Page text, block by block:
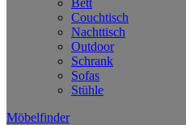
Bett
Couchtisch
Nachttisch
Outdoor
Schrank
Sofas
Stühle
Möbelfinder